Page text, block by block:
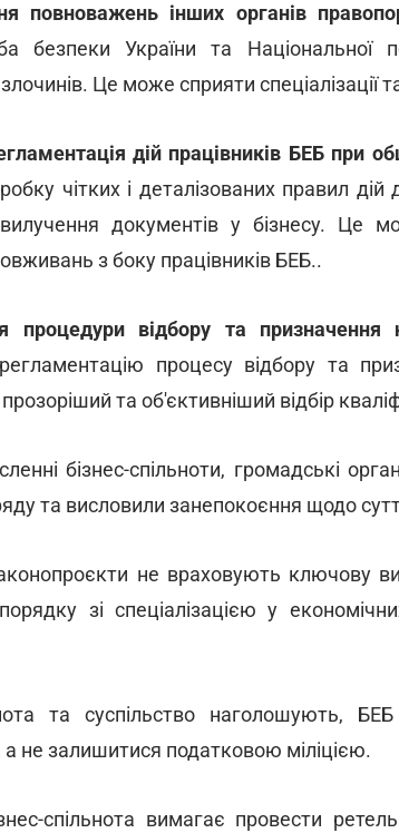
повноважень інших органів
безпеки України та Національної
Це може сприяти
дій працівників БЕБ при
чітких і деталізованих правил
документів у бізнесу. Це
з боку працівників БЕБ..
процедури відбору та
процесу відбору та
та об'єктивніший відбір
бізнес-спільноти, громадські
та висловили занепокоєння щодо
не враховують ключову
зі спеціалізацією у
та суспільство наголошують,
а не залишитися податковою міліцією.
спільнота вимагає провести